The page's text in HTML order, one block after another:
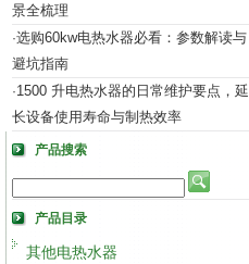
景全梳理
·选购60kw电热水器必看：参数解读与
避坑指南
·1500 升电热水器的日常维护要点，延
长设备使用寿命与制热效率
产品搜索
产品目录
其他电热水器